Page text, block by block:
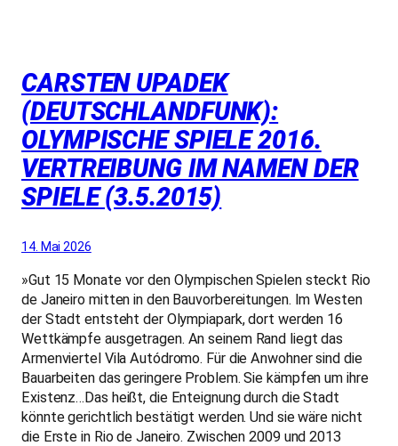
CARSTEN UPADEK
(DEUTSCHLANDFUNK):
OLYMPISCHE SPIELE 2016.
VERTREIBUNG IM NAMEN DER
SPIELE (3.5.2015)
14. Mai 2026
»Gut 15 Monate vor den Olympischen Spielen steckt Rio
de Janeiro mitten in den Bauvorbereitungen. Im Westen
der Stadt entsteht der Olympiapark, dort werden 16
Wettkämpfe ausgetragen. An seinem Rand liegt das
Armenviertel Vila Autódromo. Für die Anwohner sind die
Bauarbeiten das geringere Problem. Sie kämpfen um ihre
Existenz…Das heißt, die Enteignung durch die Stadt
könnte gerichtlich bestätigt werden. Und sie wäre nicht
die Erste in Rio de Janeiro. Zwischen 2009 und 2013